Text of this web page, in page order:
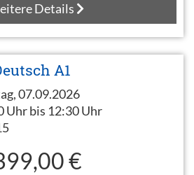
Details
A1
07.09.2026
Uhr bis 12:30 Uhr
€